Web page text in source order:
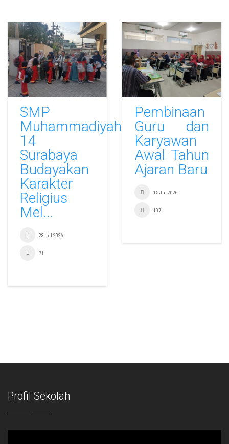
SMP
Muhammadiyah
14
Surabaya
Budayakan
Karakter
Religius
Mel...
23 Jul 2026
71
Pembinaan
Guru dan
Karyawan
Awal Tahun
Ajaran Baru
15 Jul 2026
107
Profil Sekolah